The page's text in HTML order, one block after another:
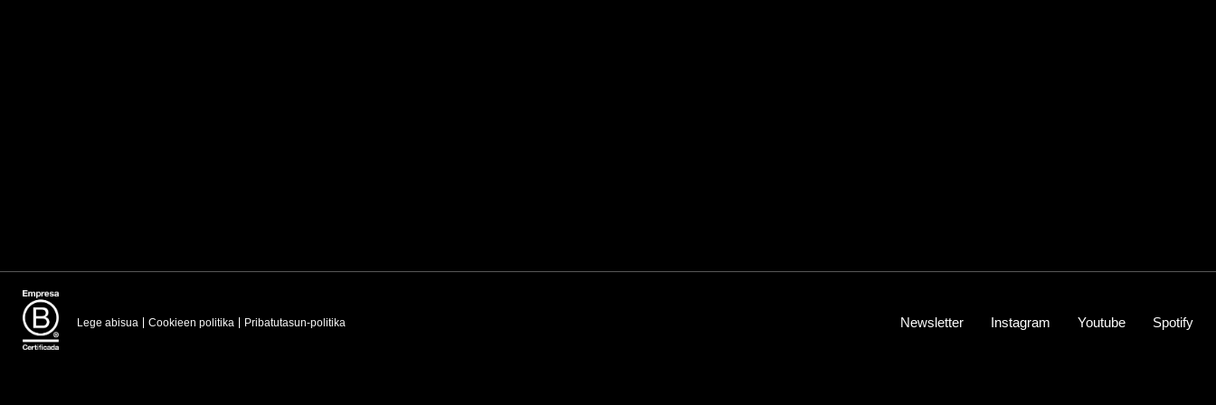
Lege abisua Cookieen politika Pribatutasun-politika Newsletter Instagram Youtube Spotify